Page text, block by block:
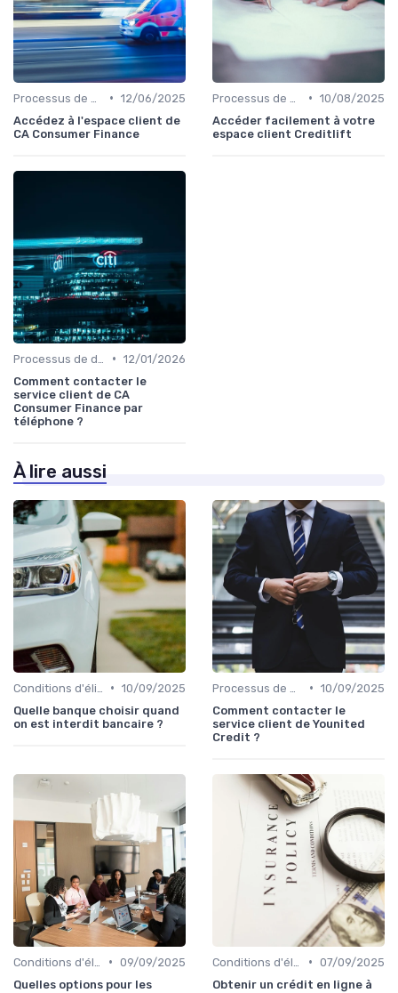
• 12/06/2025
Accédez à l'espace client de
CA Consumer Finance
• 10/08/2025
Accéder facilement à votre
espace client Creditlift
• 12/01/2026
Comment contacter le
service client de CA
Consumer Finance par
téléphone ?
À lire aussi
• 10/09/2025
Quelle banque choisir quand
on est interdit bancaire ?
• 10/09/2025
Comment contacter le
service client de Younited
Credit ?
• 09/09/2025
Quelles options pour les
• 07/09/2025
Obtenir un crédit en ligne à